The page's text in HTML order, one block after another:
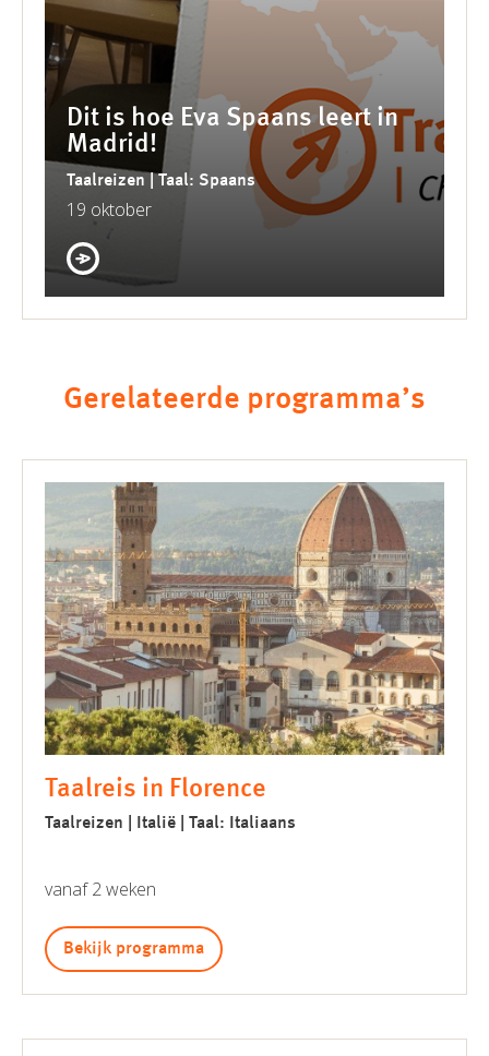
Dit is hoe Eva Spaans leert in
Madrid!
Taalreizen | Taal: Spaans
19 oktober
Gerelateerde programma’s
Taalreis in Florence
Taalreizen | Italië | Taal: Italiaans
vanaf 2 weken
Bekijk programma